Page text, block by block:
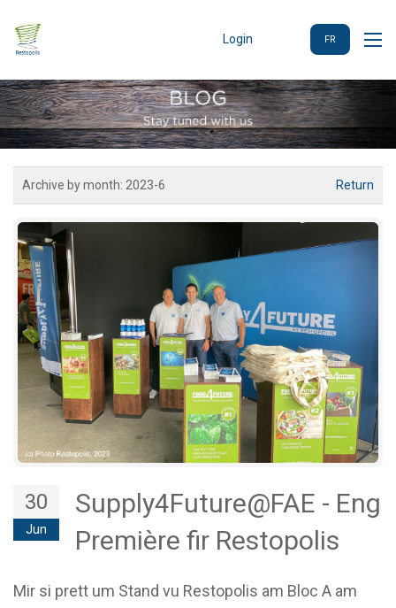
Login FR
Archive by month: 2023-6 Return
30
Jun
Supply4Future@FAE - Eng
Première fir Restopolis
Mir si prett um Stand vu Restopolis am Bloc A am